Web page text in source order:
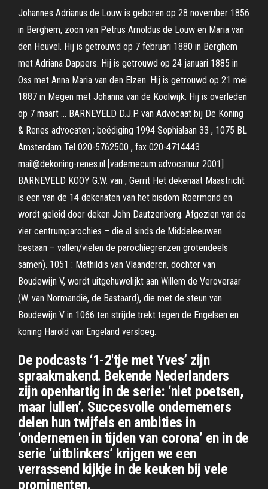
Johannes Adrianus de Louw is geboren op 28 november 1856
in Berghem, zoon van Petrus Arnoldus de Louw en Maria van
den Heuvel. Hij is getrouwd op 7 februari 1880 in Berghem
met Adriana Dappers. Hij is getrouwd op 24 januari 1885 in
Oss met Anna Maria van den Elzen. Hij is getrouwd op 21 mei
1887 in Megen met Johanna van de Koolwijk. Hij is overleden
op 7 maart … BARNEVELD D.J.P. van Advocaat bij De Koning
& Renes advocaten ; beëdiging 1994 Sophialaan 33 , 1075 BL
Amsterdam Tel 020-5762500 , fax 020-4714443
mail@dekoning-renes.nl [vademecum advocatuur 2001]
BARNEVELD KOOY G.W. van , Gerrit Het dekenaat Maastricht
is een van de 14 dekenaten van het bisdom Roermond en
wordt geleid door deken John Dautzenberg. Afgezien van de
vier centrumparochies – die al sinds de Middeleeuwen
bestaan – vallen/vielen de parochiegrenzen grotendeels
samen). 1051 : Mathildis van Vlaanderen, dochter van
Boudewijn V, wordt uitgehuwelijkt aan Willem de Veroveraar
(W. van Normandië, de Bastaard), die met de steun van
Boudewijn V in 1066 ten strijde trekt tegen de Engelsen en
koning Harold van Engeland versloeg.
De podcasts ‘1-2'tje met Yves’ zijn
spraakmakend. Bekende Nederlanders
zijn openhartig in de serie: ‘niet poetsen,
maar lullen’. Succesvolle ondernemers
delen hun twijfels en ambities in
‘ondernemen in tijden van corona’ en in de
serie ‘uitblinkers’ krijgen we een
verrassend kijkje in de keuken bij vele
prominenten.